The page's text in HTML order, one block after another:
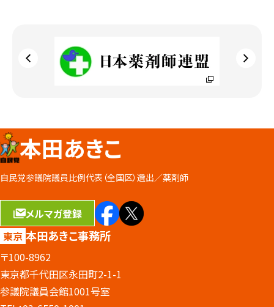
本田あきこ
自民党参議院議員比例代表（全国区）選出／薬剤師
メルマガ登録
東京 本田あきこ事務所
〒100-8962
東京都千代田区永田町2-1-1
参議院議員会館1001号室